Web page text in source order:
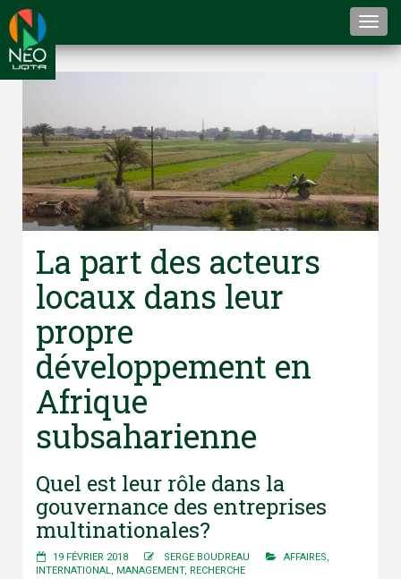
La part des acteurs
locaux dans leur
propre
développement en
Afrique
subsaharienne
Quel est leur rôle dans la
gouvernance des entreprises
multinationales?
19 FÉVRIER 2018 SERGE BOUDREAU AFFAIRES,
INTERNATIONAL, MANAGEMENT, RECHERCHE